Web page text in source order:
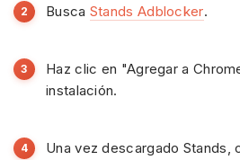
Busca Stands Adblocker.
Haz clic en "Agregar a
instalación.
Una vez descargado Stands,